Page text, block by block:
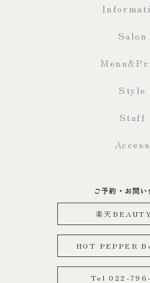
Salon
Style
Staff
Access
ご予約・お問い
楽天
HOT PEPPER
Tel 022-